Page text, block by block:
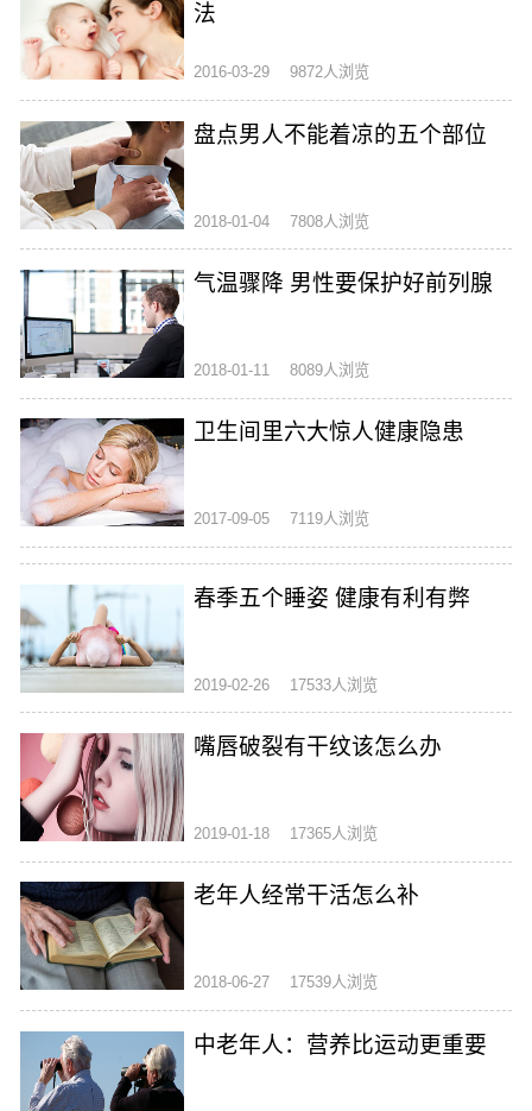
法
2016-03-29 9872人浏览
盘点男人不能着凉的五个部位
2018-01-04 7808人浏览
气温骤降 男性要保护好前列腺
2018-01-11 8089人浏览
卫生间里六大惊人健康隐患
2017-09-05 7119人浏览
春季五个睡姿 健康有利有弊
2019-02-26 17533人浏览
嘴唇破裂有干纹该怎么办
2019-01-18 17365人浏览
老年人经常干活怎么补
2018-06-27 17539人浏览
中老年人：营养比运动更重要